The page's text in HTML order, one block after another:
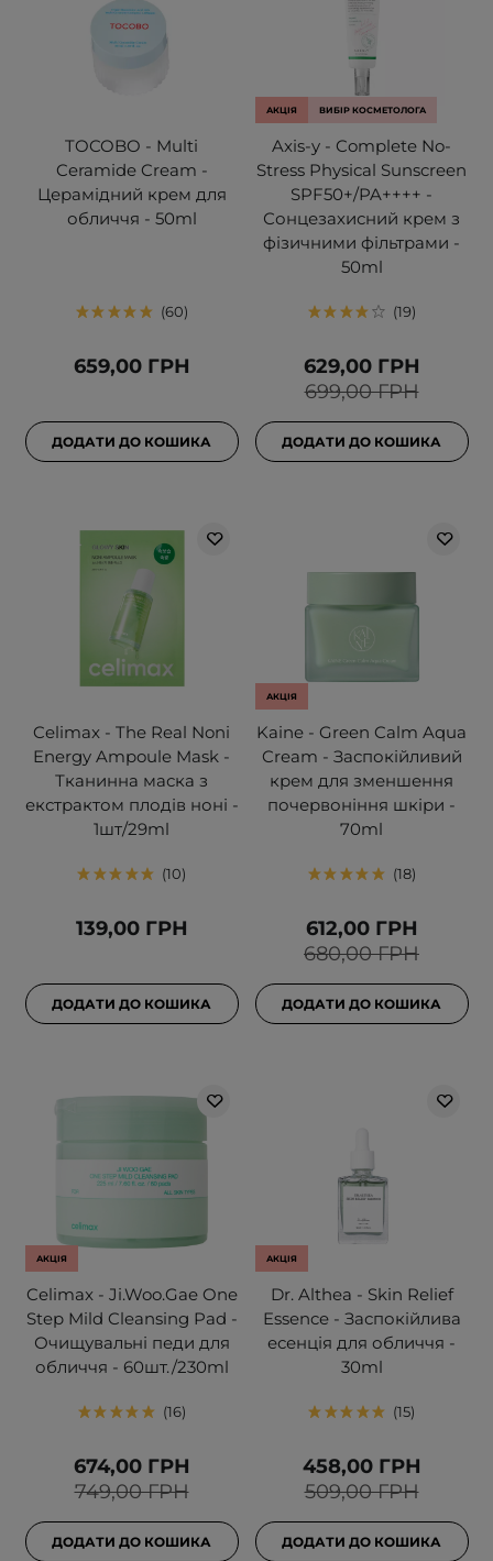
TOCOBO - Multi
Ceramide Cream -
Церамідний крем для
обличчя - 50ml
60
659,00 ГРН
ДОДАТИ ДО КОШИКА
АКЦІЯ ВИБІР КОСМЕТОЛОГА
Axis-y - Complete No-
Stress Physical Sunscreen
SPF50+/PA++++ -
Сонцезахисний крем з
фізичними фільтрами -
50ml
19
699,00 ГРН
629,00 ГРН
ДОДАТИ ДО КОШИКА
Celimax - The Real Noni
Energy Ampoule Mask -
Тканинна маска з
екстрактом плодів ноні -
1шт/29ml
10
139,00 ГРН
ДОДАТИ ДО КОШИКА
АКЦІЯ
Kaine - Green Calm Aqua
Cream - Заспокійливий
крем для зменшення
почервоніння шкіри -
70ml
18
680,00 ГРН
612,00 ГРН
ДОДАТИ ДО КОШИКА
АКЦІЯ
Celimax - Ji.Woo.Gae One
Step Mild Cleansing Pad -
Очищувальні педи для
обличчя - 60шт./230ml
16
749,00 ГРН
674,00 ГРН
ДОДАТИ ДО КОШИКА
АКЦІЯ
Dr. Althea - Skin Relief
Essence - Заспокійлива
есенція для обличчя -
30ml
15
509,00 ГРН
458,00 ГРН
ДОДАТИ ДО КОШИКА